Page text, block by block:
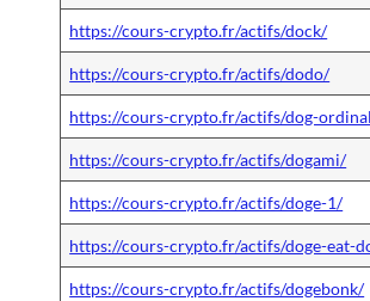
https://cours-crypto.fr/actifs/dock/
https://cours-crypto.fr/actifs/dodo/
https://cours-crypto.fr/actifs/dog-
https://cours-crypto.fr/actifs/dogami/
https://cours-crypto.fr/actifs/doge-1/
https://cours-crypto.fr/actifs/doge-eat-
https://cours-crypto.fr/actifs/dogebonk/